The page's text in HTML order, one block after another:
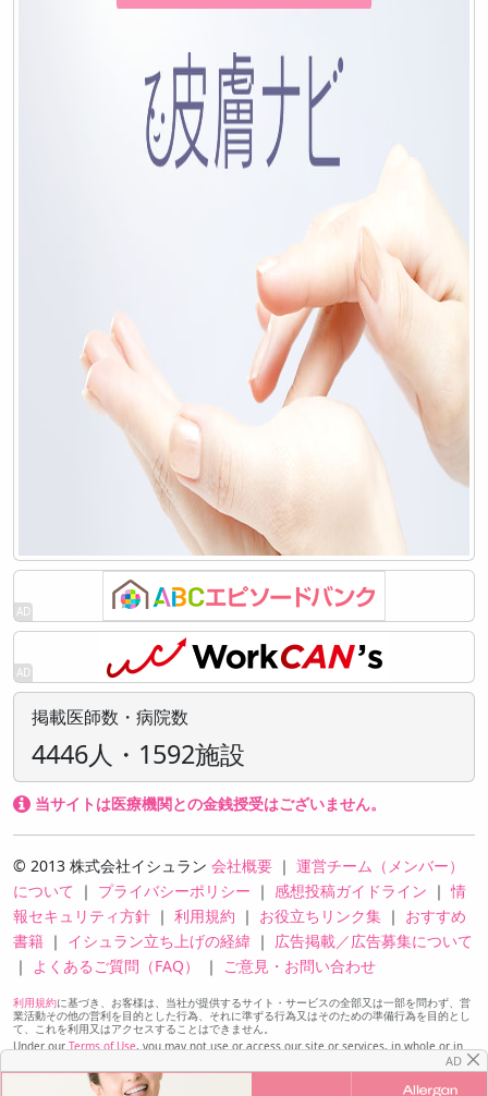
掲載医師数・病院数
4446人・1592施設
当サイトは医療機関との金銭授受はございません。
© 2013 株式会社イシュラン 会社概要 ｜ 運営チーム（メンバー）
について
｜ プライバシーポリシー ｜ 感想投稿ガイドライン ｜情
報セキュリティ方針 ｜ 利用規約 ｜ お役立ちリンク集 ｜ おすすめ
書籍 ｜ イシュラン立ち上げの経緯 ｜ 広告掲載／広告募集について
｜ よくあるご質問（FAQ） ｜ ご意見・お問い合わせ
利用規約に基づき、お客様は、当社が提供するサイト・サービスの全部又は一部を問わず、営
業活動その他の営利を目的とした行為、それに準ずる行為又はそのための準備行為を目的とし
て、これを利用又はアクセスすることはできません。
Under ourTerms of Use, you may not use or access our site or services, in whole or in
part, for the purpose of sales or other commercial activities, comparable activities, or
preparation for any of the foregoing.
AD